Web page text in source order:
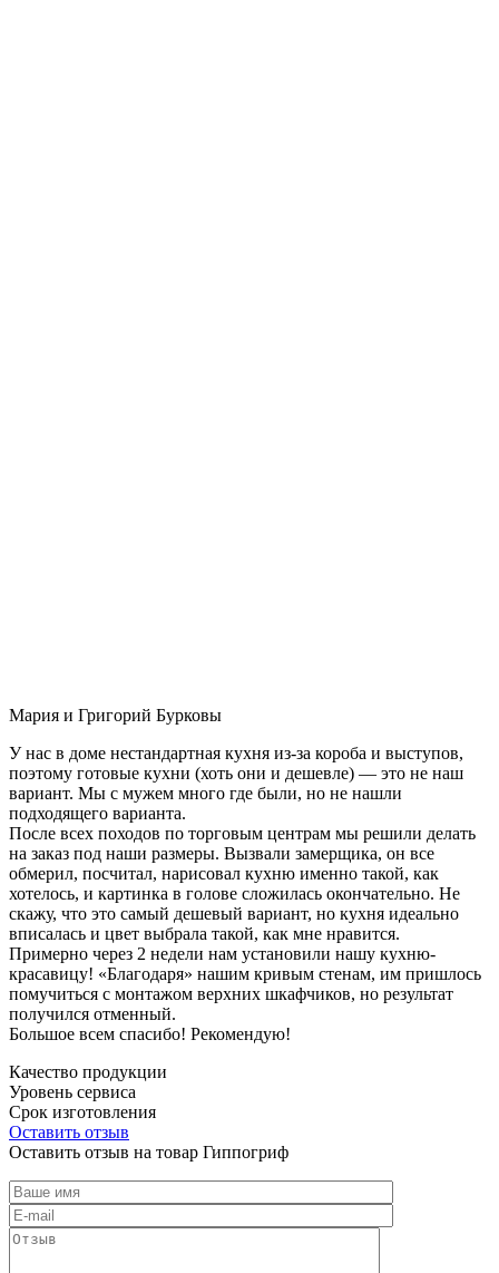
Мария и Григорий Бурковы
У нас в доме нестандартная кухня из-за короба и выступов,
поэтому готовые кухни (хоть они и дешевле) — это не наш
вариант. Мы с мужем много где были, но не нашли
подходящего варианта.
После всех походов по торговым центрам мы решили делать
на заказ под наши размеры. Вызвали замерщика, он все
обмерил, посчитал, нарисовал кухню именно такой, как
хотелось, и картинка в голове сложилась окончательно. Не
скажу, что это самый дешевый вариант, но кухня идеально
вписалась и цвет выбрала такой, как мне нравится.
Примерно через 2 недели нам установили нашу кухню-
красавицу! «Благодаря» нашим кривым стенам, им пришлось
помучиться с монтажом верхних шкафчиков, но результат
получился отменный.
Большое всем спасибо! Рекомендую!
Качество продукции
Уровень сервиса
Срок изготовления
Оставить отзыв
Оставить отзыв на товар Гиппогриф